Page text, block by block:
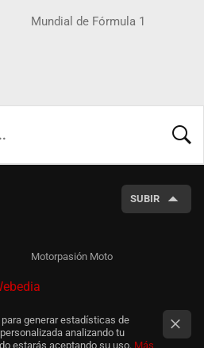
Mundial de Fórmula 1
SUBIR
Motorpasión Moto
generar estadísticas de
analizando tu
estarás aceptando su uso. Más